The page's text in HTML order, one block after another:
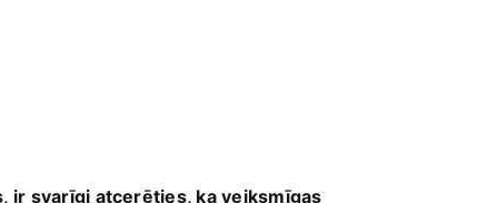
ir svarīgi atcerēties, ka veiksmīgas